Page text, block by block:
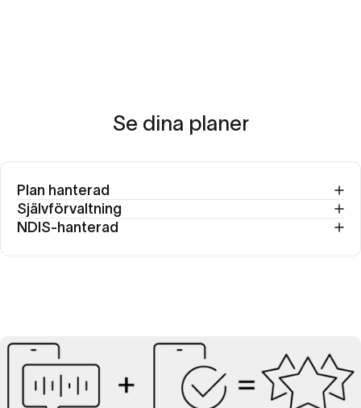
Se dina planer
Plan hanterad
Självförvaltning
NDIS-hanterad